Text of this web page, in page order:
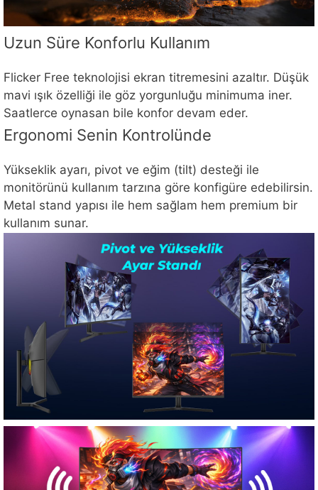
Uzun Süre Konforlu Kullanım
Flicker Free teknolojisi ekran titremesini azaltır. Düşük
mavi ışık özelliği ile göz yorgunluğu minimuma iner.
Saatlerce oynasan bile konfor devam eder.
Ergonomi Senin Kontrolünde
Yükseklik ayarı, pivot ve eğim (tilt) desteği ile
monitörünü kullanım tarzına göre konfigüre edebilirsin.
Metal stand yapısı ile hem sağlam hem premium bir
kullanım sunar.